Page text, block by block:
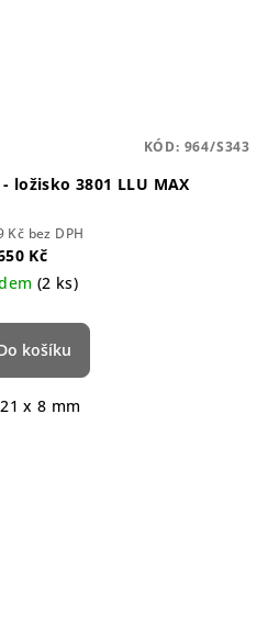
- ložisko 3801 LLU MAX
Kč bez DPH
Kč
(2 ks)
košíku
x 8 mm
KÓD: 964/S343